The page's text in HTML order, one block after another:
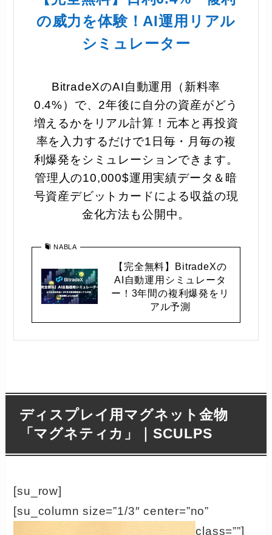
の威力を体験！AI運用リアル
シミュレーター
BitradeXのAI自動運用（新料率
0.4%）で、2年後に自分の資産がどう
増えるかをリアル計算！元本と再投資
率を入力するだけで1日毎・月毎の複
利爆発をシミュレーションできます。
管理人の10,000$運用実績データ＆暗
号資産デビットカードによる収益の現
金化方法も公開中。
NABLA
【完全無料】BitradeXの
AI自動運用シミュレータ
ー！3年間の複利爆発をリ
アル予測
ディスプレイ用マグネット金物
「マグネティカ」｜SCULPS
[su_row]
[su_column size=”1/3″ center=”no”
class=””]